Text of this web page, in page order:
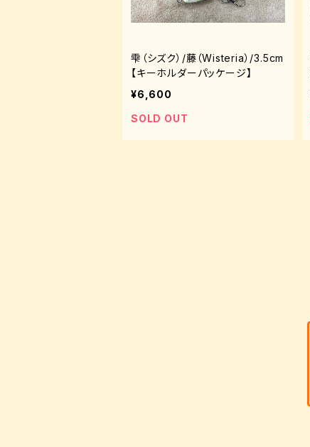
雫（シズク）/藤（Wisteria）/3.5cm
【キーホルダーパッケージ】
¥6,600
SOLD OUT